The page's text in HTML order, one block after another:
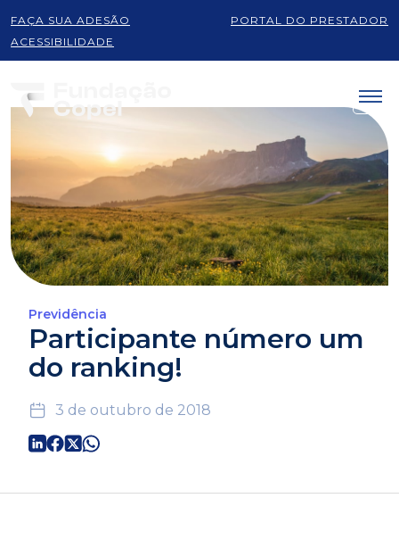
FAÇA SUA ADESÃO
PORTAL DO PRESTADOR
ACESSIBILIDADE
Previdência
Participante número um
do ranking!
3 de outubro de 2018